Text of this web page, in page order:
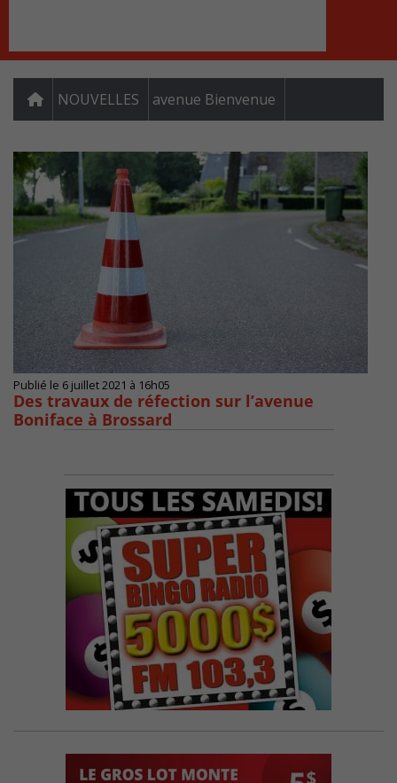
NOUVELLES avenue Bienvenue
Publié le 6 juillet 2021 à 16h05
Des travaux de réfection sur l’avenue
Boniface à Brossard